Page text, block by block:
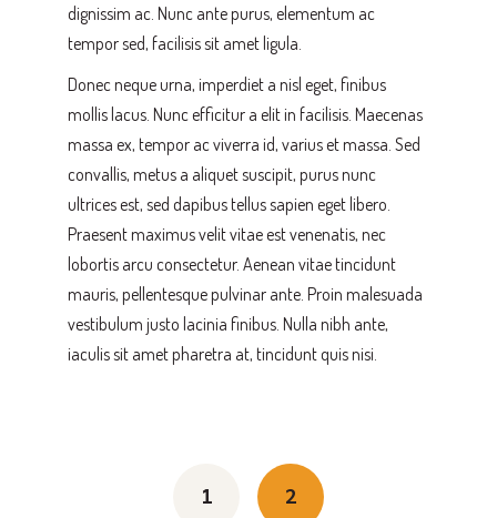
dignissim ac. Nunc ante purus, elementum ac
tempor sed, facilisis sit amet ligula.
Donec neque urna, imperdiet a nisl eget, finibus
mollis lacus. Nunc efficitur a elit in facilisis. Maecenas
massa ex, tempor ac viverra id, varius et massa. Sed
convallis, metus a aliquet suscipit, purus nunc
ultrices est, sed dapibus tellus sapien eget libero.
Praesent maximus velit vitae est venenatis, nec
lobortis arcu consectetur. Aenean vitae tincidunt
mauris, pellentesque pulvinar ante. Proin malesuada
vestibulum justo lacinia finibus. Nulla nibh ante,
iaculis sit amet pharetra at, tincidunt quis nisi.
1 2